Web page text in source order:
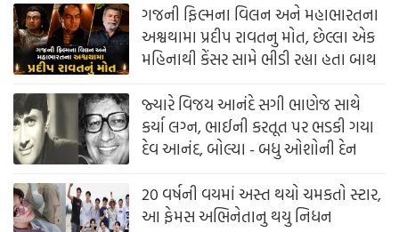
ગજની ફિલ્મના વિલન અને મહાભારતના
અશ્વથામા પ્રદીપ રાવતનુ મોત, છેલ્લા એક
મહિનાથી કેંસર સામે ભીડી રહ્યા હતા બાથ
જ્યારે વિજય આનંદે સગી ભાણેજ સાથે
કર્યા લગ્ન, ભાઈની કરતૂત પર ભડકી ગયા
દેવ આનંદ, બોલ્યા - બધુ ઓશોની દેન
20 વર્ષની વયમાં અસ્ત થયો ચમકતો સ્ટાર,
આ ફેમસ અભિનેતાનુ થયુ નિધન